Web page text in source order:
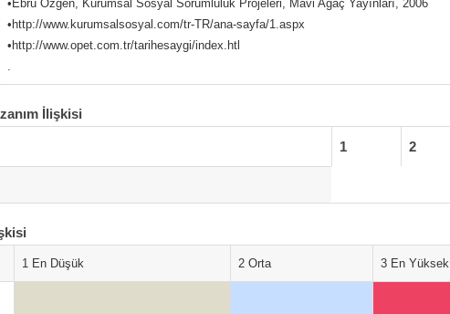
•Ebru Özgen, Kurumsal Sosyal Sorumluluk Projeleri, Mavi Ağaç Yayınları, 2006
•http://www.kurumsalsosyal.com/tr-TR/ana-sayfa/1.aspx
•http://www.opet.com.tr/tarihesaygi/index.htl
.
İlişkisi
1 2
1 En Düşük 2 Orta 3 En Yüksek